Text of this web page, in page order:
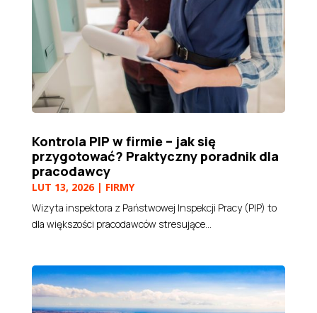
Kontrola PIP w firmie – jak się
przygotować? Praktyczny poradnik dla
pracodawcy
LUT 13, 2026| FIRMY
Wizyta inspektora z Państwowej Inspekcji Pracy (PIP) to
dla większości pracodawców stresujące...